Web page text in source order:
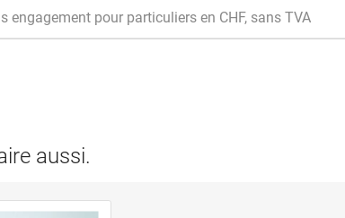
engagement pour particuliers en CHF, sans TVA
aussi.